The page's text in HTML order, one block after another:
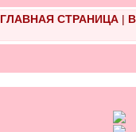
ГЛАВНАЯ СТРАНИЦА|